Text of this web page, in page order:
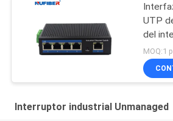
UTP
del
dinar
MOQ:1
Interruptor industrial Unmanaged